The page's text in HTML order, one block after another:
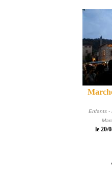
Enfants -
le 20/